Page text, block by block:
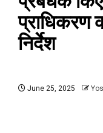
प्राधिकरण
निर्देश
June 25, 2025